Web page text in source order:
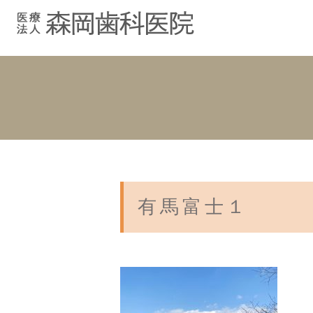
むし歯治療
小児歯科
院長紹介 院内紹介
院長ブログ スタッフブ
有馬富士１